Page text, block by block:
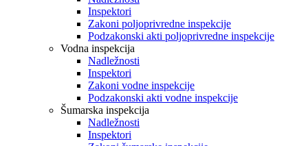
Inspektori
Zakoni poljoprivredne inspekcije
Podzakonski akti poljoprivredne inspekcije
Vodna inspekcija
Nadležnosti
Inspektori
Zakoni vodne inspekcije
Podzakonski akti vodne inspekcije
Šumarska inspekcija
Nadležnosti
Inspektori